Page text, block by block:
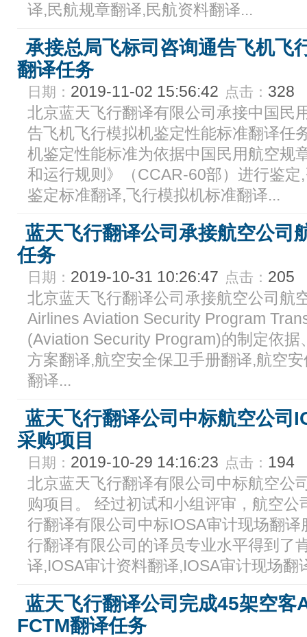
译,民航规章翻译,民航资料翻译...
承接总局飞标司咨询通告飞机飞
翻译任务
日期： 2019-11-02 15:56:42 点击： 328
北京蓝天飞行翻译有限公司承接中国民
告飞机飞行模拟机鉴定性能标准翻译任
机鉴定性能标准为依据中国民用航空规
和运行规则》（CCAR-60部）进行鉴
鉴定标准翻译,飞行模拟机标准翻译...
蓝天飞行翻译公司承接航空公司
任务
日期： 2019-10-31 10:26:47 点击： 205
北京蓝天飞行翻译公司承接航空公司航
Airlines Aviation Security Program
(Aviation Security Program)的制定依
方案翻译,航空安全保卫手册翻译,航空
翻译...
蓝天飞行翻译公司中标航空公司
采购项目
日期： 2019-10-29 14:16:23 点击： 194
北京蓝天飞行翻译有限公司中标航空公
购项目。 经过初试和小组评审，航空
行翻译有限公司中标IOSA审计现场翻
行翻译有限公司的译员专业水平得到了
译,IOSA审计资料翻译,IOSA审计现场翻
蓝天飞行翻译公司完成45架空客
FCTM翻译任务